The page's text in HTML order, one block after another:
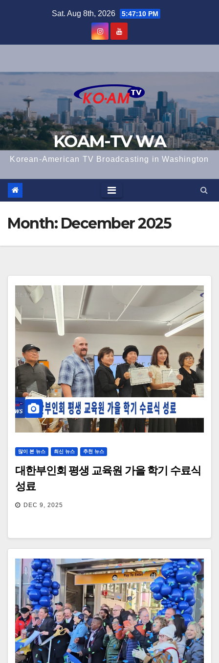
Sat. Aug 8th, 2026 5:47:11 PM
KOAM-TV WA
Korean-American TV Broadcasting in Washington
Month: December 2025
많이 본 뉴스 최신 뉴스 추천 뉴스
대한부인회 평생 교육원 가을 학기 수료식
성료
DEC 9, 2025